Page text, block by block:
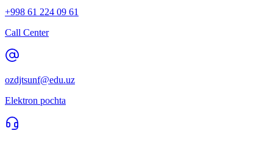
+998 61 224 09 61
Call Center
ozdjtsunf@edu.uz
Elektron pochta